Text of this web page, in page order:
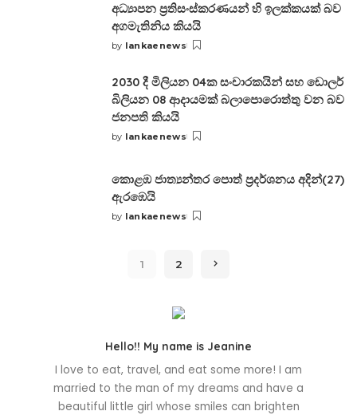
අධ්‍යාපන ප්‍රතිසංස්කරණයන් හි ඉලක්කයක් බව
අගමැතිනිය කියයි
Posted
by lankaenews
2030 දී මිලියන 04ක සංචාරකයින් සහ ඩොලර්
බිලියන 08 ආදායමක් බලාපොරොත්තු වන බව
ජනපති කියයි
Posted
by lankaenews
කොළඹ ජාත්‍යන්තර පොත් ප්‍රදර්ශනය අදින්(27)
ඇරඹෙයි
Posted
by lankaenews
1 2
Hello!! My name is Jeanine
I love to eat, travel, and eat some more! I am
married to the man of my dreams and have a
beautiful little girl whose smiles can brighten